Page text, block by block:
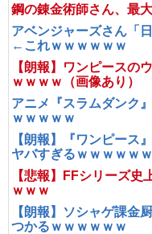
鋼の錬金術師さん、最
アベンジャーズさん「
←これｗｗｗｗｗｗ
【朗報】ワンピースの
ｗｗｗｗ（画像あり）
アニメ『スラムダンク
ｗｗｗｗｗ
【朗報】『ワンピース
ヤバすぎるｗｗｗｗｗｗ
【悲報】FFシリーズ史
ｗｗｗ
【朗報】ソシャゲ課金
つかるｗｗｗｗｗｗ